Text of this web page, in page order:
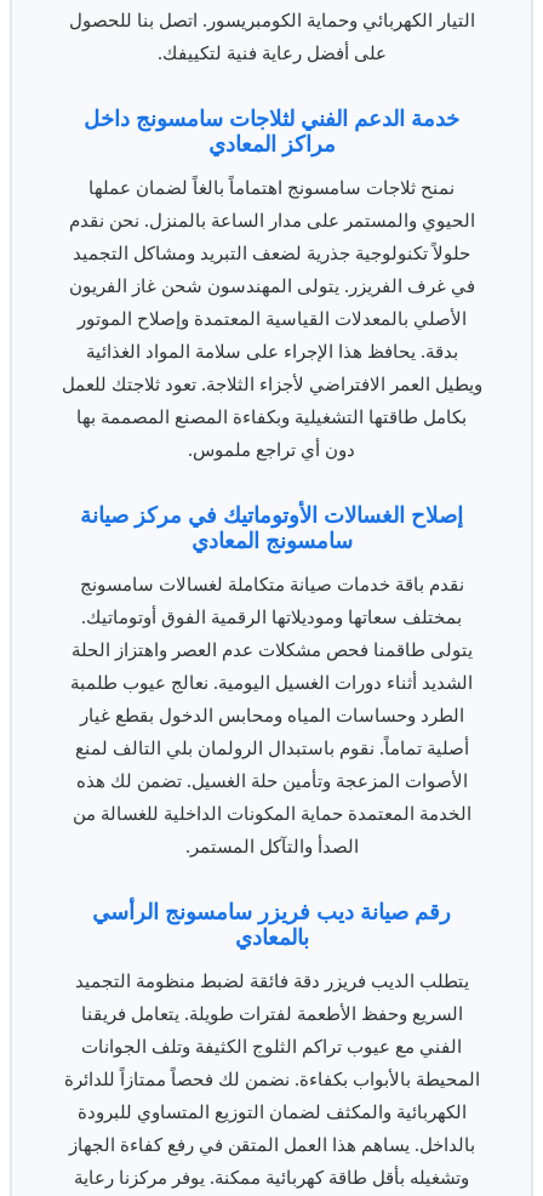
التيار الكهربائي وحماية الكومبريسور. اتصل بنا للحصول
على أفضل رعاية فنية لتكييفك.
خدمة الدعم الفني لثلاجات سامسونج داخل
مراكز المعادي
نمنح ثلاجات سامسونج اهتماماً بالغاً لضمان عملها
الحيوي والمستمر على مدار الساعة بالمنزل. نحن نقدم
حلولاً تكنولوجية جذرية لضعف التبريد ومشاكل التجميد
في غرف الفريزر. يتولى المهندسون شحن غاز الفريون
الأصلي بالمعدلات القياسية المعتمدة وإصلاح الموتور
بدقة. يحافظ هذا الإجراء على سلامة المواد الغذائية
ويطيل العمر الافتراضي لأجزاء الثلاجة. تعود ثلاجتك للعمل
بكامل طاقتها التشغيلية وبكفاءة المصنع المصممة بها
دون أي تراجع ملموس.
إصلاح الغسالات الأوتوماتيك في مركز صيانة
سامسونج المعادي
نقدم باقة خدمات صيانة متكاملة لغسالات سامسونج
بمختلف سعاتها وموديلاتها الرقمية الفوق أوتوماتيك.
يتولى طاقمنا فحص مشكلات عدم العصر واهتزاز الحلة
الشديد أثناء دورات الغسيل اليومية. نعالج عيوب طلمبة
الطرد وحساسات المياه ومحابس الدخول بقطع غيار
أصلية تماماً. نقوم باستبدال الرولمان بلي التالف لمنع
الأصوات المزعجة وتأمين حلة الغسيل. تضمن لك هذه
الخدمة المعتمدة حماية المكونات الداخلية للغسالة من
الصدأ والتآكل المستمر.
رقم صيانة ديب فريزر سامسونج الرأسي
بالمعادي
يتطلب الديب فريزر دقة فائقة لضبط منظومة التجميد
السريع وحفظ الأطعمة لفترات طويلة. يتعامل فريقنا
الفني مع عيوب تراكم الثلوج الكثيفة وتلف الجوانات
المحيطة بالأبواب بكفاءة. نضمن لك فحصاً ممتازاً للدائرة
الكهربائية والمكثف لضمان التوزيع المتساوي للبرودة
بالداخل. يساهم هذا العمل المتقن في رفع كفاءة الجهاز
وتشغيله بأقل طاقة كهربائية ممكنة. يوفر مركزنا رعاية